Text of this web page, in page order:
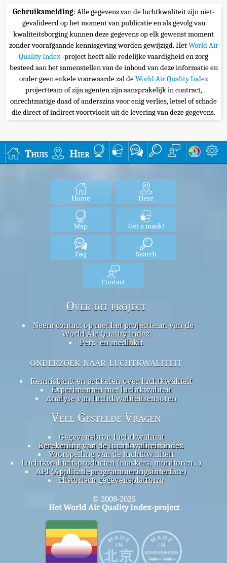
Gebruiksmelding: Alle gegevens van de luchtkwaliteit zijn niet-
gevalideerd op het moment van publicatie en als gevolg van
kwaliteitsborging kunnen deze gegevens op elk gewenst moment
zonder voorafgaande kennisgeving worden gewijzigd. HetWorld Air
Quality Index-project heeft alle redelijke vaardigheid en zorg
besteed aan het samenstellen van de inhoud van deze informatie en
onder geen enkele voorwaarde zal deWorld Air Quality Index
projectteam of zijn agenten zijn aansprakelijk in contract,
onrechtmatige daad of anderszins voor enig verlies, letsel of schade
die direct of indirect voortvloeit uit de levering van deze gegevens.
Thuis Hier
Home Here
Map Get a mask!
Faq Search
Contact
Over dit project
Neem contact op met het projectteam van de
World Air Quality Index
Pers- en mediakit
onderzoek naar luchtkwaliteit
Kennisbank en artikelen over luchtkwaliteit
Experimenten met luchtkwaliteit
Analyse van luchtkwaliteitsensoren
Veel Gestelde Vragen
Gegevensbron luchtkwaliteit
Berekening van de luchtkwaliteitsindex
Voorspelling van de luchtkwaliteit
Luchtkwaliteitsproducten (maskers, monitoren…)
API (Applicatieprogrammeringsinterface)
Historisch gegevensplatform
© 2008-2025
Het World Air Quality Index-project